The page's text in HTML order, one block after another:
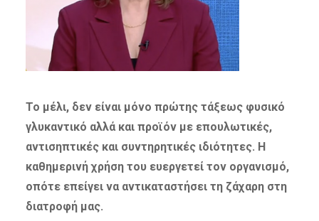
Το μέλι, δεν είναι μόνο πρώτης τάξεως φυσικό
γλυκαντικό αλλά και προϊόν με επουλωτικές,
αντισηπτικές και συντηρητικές ιδιότητες. Η
καθημερινή χρήση του ευεργετεί τον οργανισμό,
οπότε επείγει να αντικαταστήσει τη ζάχαρη στη
διατροφή μας.